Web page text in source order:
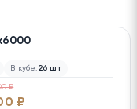
В кубе: 26 шт
₽
₽